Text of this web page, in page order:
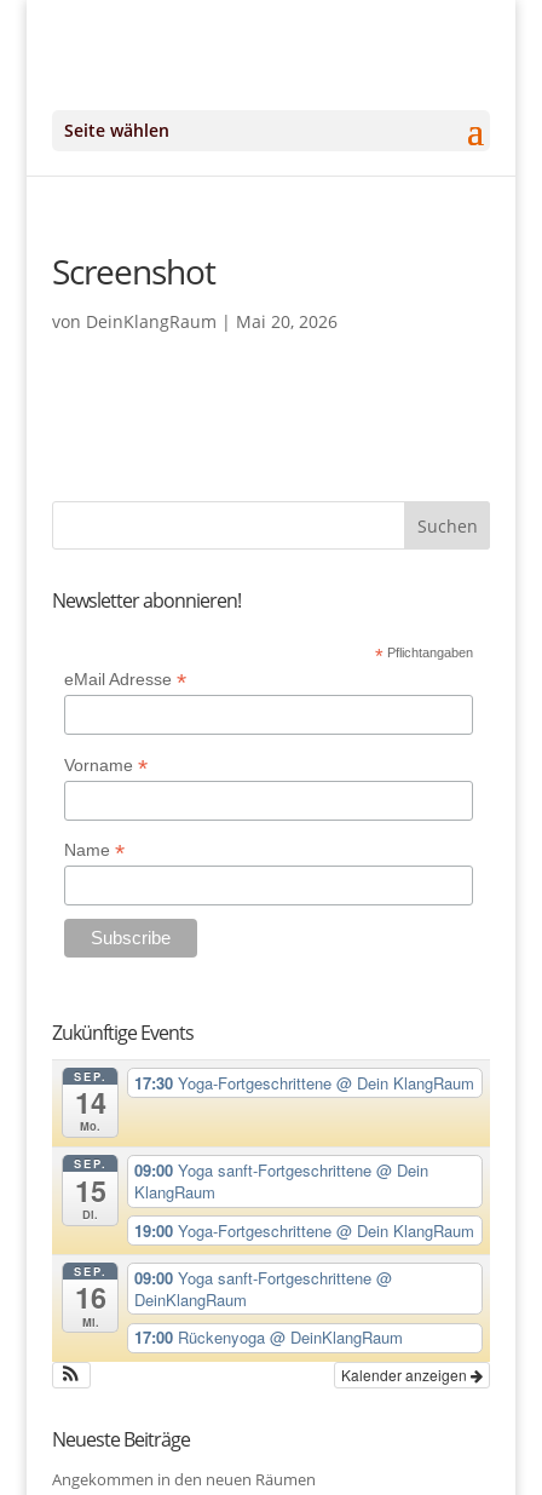
Seite wählen
Screenshot
von DeinKlangRaum | Mai 20, 2026
Newsletter abonnieren!
* Pflichtangaben
eMail Adresse*
Vorname*
Name*
Zukünftige Events
SEP.
14
Mo.
17:30Yoga-Fortgeschrittene@ Dein KlangRaum
SEP.
15
Di.
09:00Yoga sanft-Fortgeschrittene@ Dein
KlangRaum
19:00Yoga-Fortgeschrittene@ Dein KlangRaum
SEP.
16
Mi.
09:00Yoga sanft-Fortgeschrittene@
DeinKlangRaum
17:00 Rückenyoga@ DeinKlangRaum
Kalender anzeigen
Neueste Beiträge
Angekommen in den neuen Räumen